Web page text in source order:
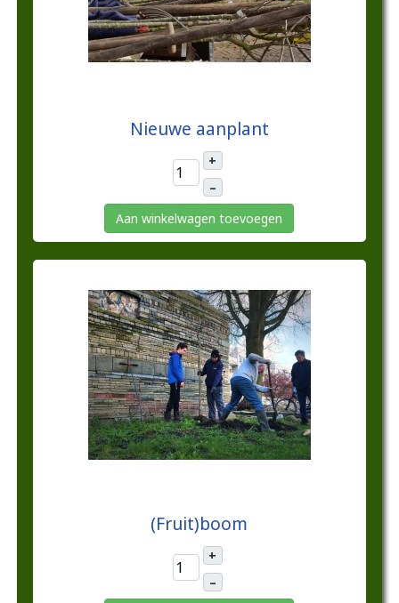
Nieuwe aanplant
+
–
Aan winkelwagen toevoegen
(Fruit)boom
+
–